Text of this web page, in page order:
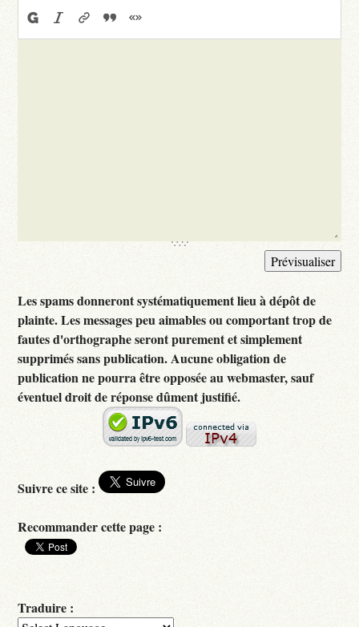
Les spams donneront systématiquement lieu à dépôt de
plainte. Les messages peu aimables ou comportant trop de
fautes d'orthographe seront purement et simplement
supprimés sans publication. Aucune obligation de
publication ne pourra être opposée au webmaster, sauf
éventuel droit de réponse dûment justifié.
Suivre ce site :
Recommander cette page :
Traduire :